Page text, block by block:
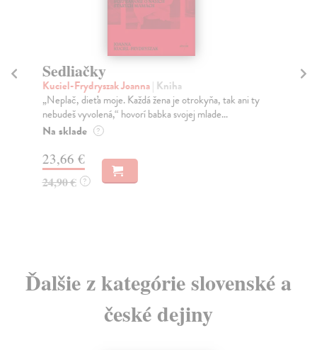
Slovensko. Odkiaľ prichádzame.
Kým sme. Kam kráčame.
Mikloško František| Kniha
Monograficky spracovaná publikácia prináša súbor esejí
o kľúčových problémoch historického utvárania...
23,16 €
Ďalšie z kategórie slovenské a
české dejiny